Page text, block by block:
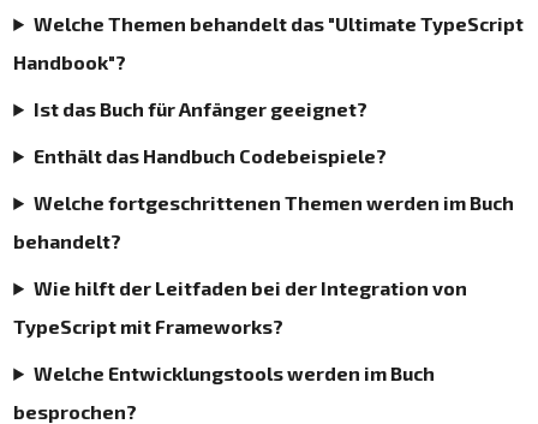
Welche Themen behandelt das "Ultimate TypeScript
Handbook"?
Ist das Buch für Anfänger geeignet?
Enthält das Handbuch Codebeispiele?
Welche fortgeschrittenen Themen werden im Buch
behandelt?
Wie hilft der Leitfaden bei der Integration von
TypeScript mit Frameworks?
Welche Entwicklungstools werden im Buch
besprochen?